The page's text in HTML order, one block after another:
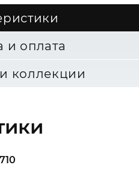
и оплата
коллекции